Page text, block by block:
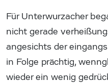
Für Unterwurzacher
nicht gerade
angesichts der
in Folge prächtig,
wieder ein wenig